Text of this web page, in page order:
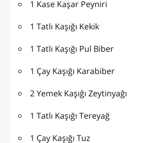
1 Kase Kaşar Peyniri
1 Tatlı Kaşığı Kekik
1 Tatlı Kaşığı Pul Biber
1 Çay Kaşığı Karabiber
2 Yemek Kaşığı Zeytinyağı
1 Tatlı Kaşığı Tereyağ
1 Çay Kaşığı Tuz